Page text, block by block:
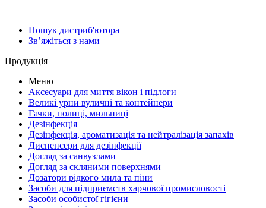
Пошук дистриб'ютора
Зв’яжіться з нами
Продукція
Меню
Аксесуари для миття вікон і підлоги
Великі урни вуличні та контейнери
Гачки, полиці, мильниці
Дезінфекція
Дезінфекція, ароматизація та нейтралізація запахів
Диспенсери для дезінфекції
Догляд за санвузлами
Догляд за скляними поверхнями
Дозатори рідкого мила та піни
Засоби для підприємств харчової промисловості
Засоби особистої гігієни